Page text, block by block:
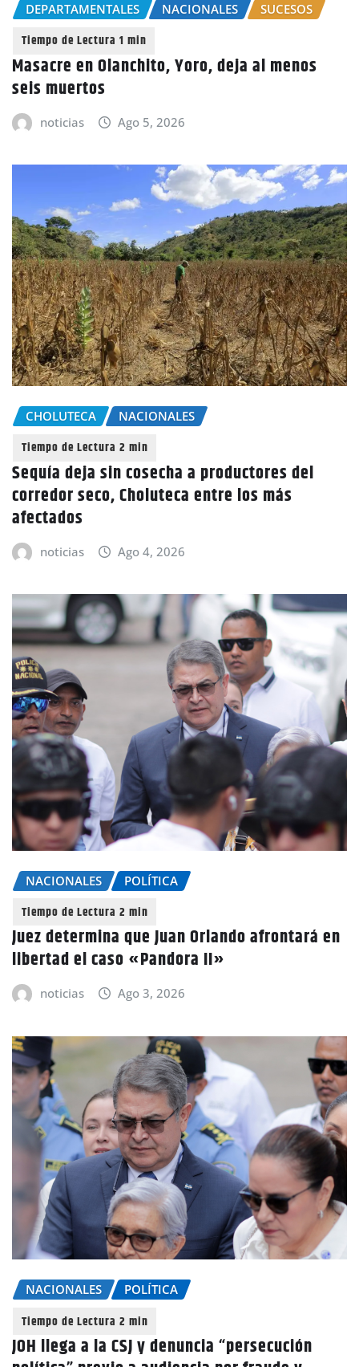
DEPARTAMENTALES NACIONALES SUCESOS
Masacre en Olanchito, Yoro, deja al menos
seis muertos
noticias Ago 5, 2026
CHOLUTECA NACIONALES
Sequía deja sin cosecha a productores del
corredor seco, Choluteca entre los más
afectados
noticias Ago 4, 2026
NACIONALES POLÍTICA
Juez determina que Juan Orlando afrontará en
libertad el caso «Pandora II»
noticias Ago 3, 2026
NACIONALES POLÍTICA
JOH llega a la CSJ y denuncia “persecución